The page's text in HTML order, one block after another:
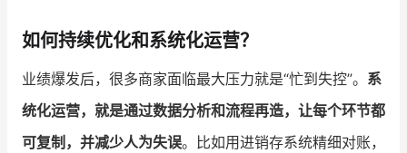
如何持续优化和系统化运营？
业绩爆发后，很多商家面临最大压力就是“忙到失控”。 系
统化运营，就是通过数据分析和流程再造，让每个环节都
可复制，并减少人为失误。比如用进销存系统精细对账，